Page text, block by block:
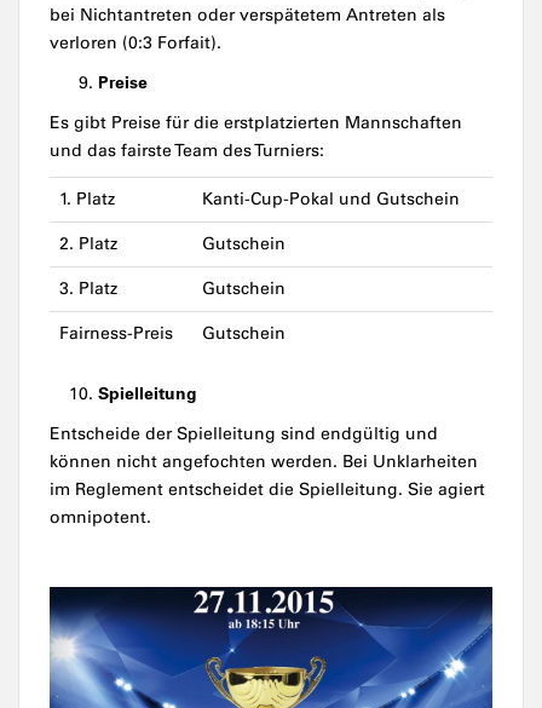
bei Nichtantreten oder verspätetem Antreten als
verloren (0:3 Forfait).
Preise
Es gibt Preise für die erstplatzierten Mannschaften
und das fairste Team des Turniers:
1. Platz Kanti-Cup-Pokal und Gutschein
2. Platz Gutschein
3. Platz Gutschein
Fairness-Preis Gutschein
Spielleitung
Entscheide der Spielleitung sind endgültig und
können nicht angefochten werden. Bei Unklarheiten
im Reglement entscheidet die Spielleitung. Sie agiert
omnipotent.